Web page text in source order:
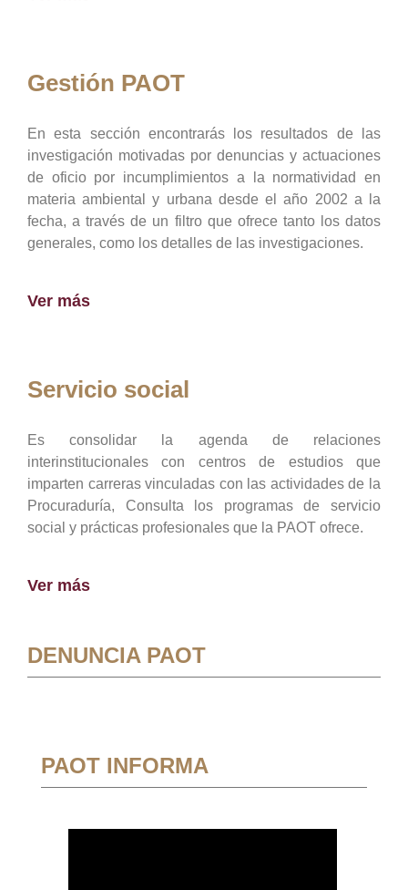
Gestión PAOT
En esta sección encontrarás los resultados de las
investigación motivadas por denuncias y actuaciones
de oficio por incumplimientos a la normatividad en
materia ambiental y urbana desde el año 2002 a la
fecha, a través de un filtro que ofrece tanto los datos
generales, como los detalles de las investigaciones.
Ver más
Servicio social
Es consolidar la agenda de relaciones
interinstitucionales con centros de estudios que
imparten carreras vinculadas con las actividades de la
Procuraduría, Consulta los programas de servicio
social y prácticas profesionales que la PAOT ofrece.
Ver más
DENUNCIA PAOT
PAOT INFORMA